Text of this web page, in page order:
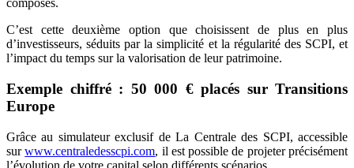
composés.
C’est cette deuxième option que choisissent de plus en plus
d’investisseurs, séduits par la simplicité et la régularité des SCPI, et
l’impact du temps sur la valorisation de leur patrimoine.
Exemple chiffré : 50 000 € placés sur Transitions
Europe
Grâce au simulateur exclusif de La Centrale des SCPI, accessible
surwww.centraledesscpi.com, il est possible de projeter précisément
l’évolution de votre capital selon différents scénarios.